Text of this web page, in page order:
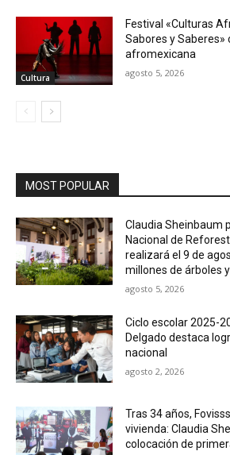
Cultura
Festival «Culturas
Sabores y Saberes»
afromexicana
agosto 5, 2026
MOST POPULAR
Claudia Sheinbaum
Nacional de
realizará el 9 de
millones de árboles
agosto 5, 2026
Ciclo escolar 2025-
Delgado destaca
nacional
agosto 2, 2026
Tras 34 años,
vivienda: Claudia
colocación de